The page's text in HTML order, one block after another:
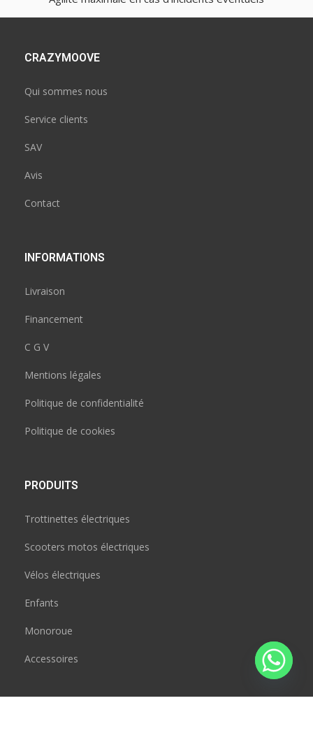
CRAZYMOOVE
Qui sommes nous
Service clients
SAV
Avis
Contact
INFORMATIONS
Livraison
Financement
C G V
Mentions légales
Politique de confidentialité
Politique de cookies
PRODUITS
Trottinettes électriques
Scooters motos électriques
Vélos électriques
Enfants
Monoroue
Accessoires